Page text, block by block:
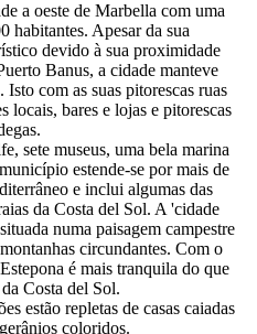
a oeste de Marbella com uma
habitantes. Apesar da sua
devido à sua proximidade
Banus, a cidade manteve
com as suas pitorescas ruas
locais, bares e lojas e pitorescas
sete museus, uma bela marina
estende-se por mais de
e inclui algumas das
da Costa del Sol. A 'cidade
numa paisagem campestre
circundantes. Com o
é mais tranquila do que
Costa del Sol.
estão repletas de casas caiadas
coloridos.